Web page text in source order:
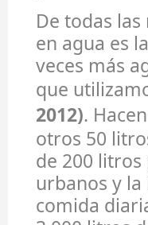
De todas
en agua es
veces más
que
2012).
otros 50
de 200
urbanos y
comida